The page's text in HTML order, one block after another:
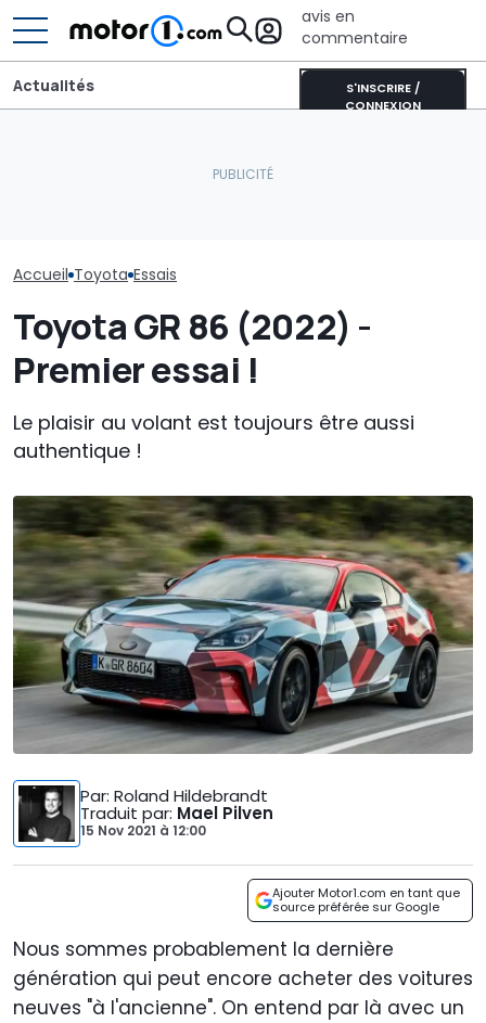
avis en
commentaire
S'INSCRIRE /
CONNEXION
Actualités
Accueil Toyota Essais
Toyota GR 86 (2022) -
Premier essai !
Le plaisir au volant est toujours être aussi
authentique !
Par: Roland Hildebrandt
Traduit par: Mael Pilven
15 Nov 2021 à 12:00
Ajouter Motor1.com en tant que
source préférée sur Google
Nous sommes probablement la dernière
génération qui peut encore acheter des voitures
neuves "à l'ancienne". On entend par là avec un